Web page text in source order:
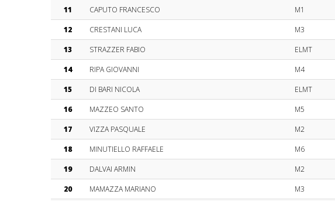
11 CAPUTO FRANCESCO M1
12
CRESTANI LUCA M3
13
STRAZZER FABIO ELMT
14
RIPA GIOVANNI M4
15
DI BARI NICOLA ELMT
16
MAZZEO SANTO M5
17
VIZZA PASQUALE M2
18
MINUTIELLO RAFFAELE M6
19
DALVAI ARMIN M2
20
MAMAZZA MARIANO M3